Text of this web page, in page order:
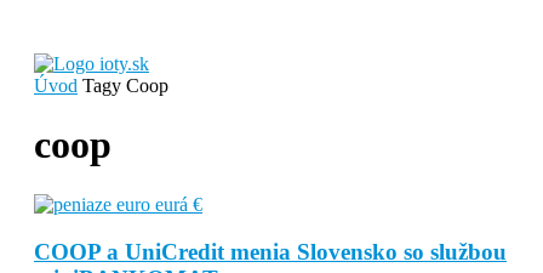
Úvod Tagy Coop
coop
COOP a UniCredit menia Slovensko so službou